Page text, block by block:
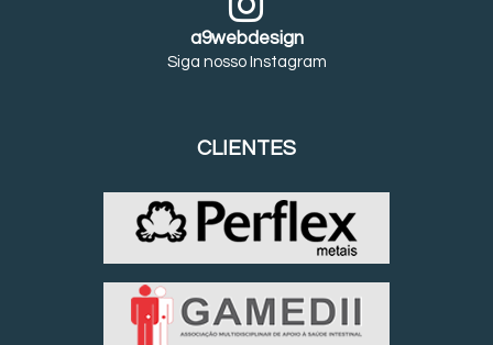
a9webdesign
Siga nosso Instagram
CLIENTES